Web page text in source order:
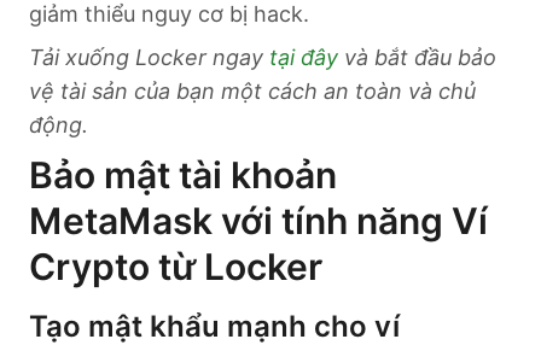
giảm thiểu nguy cơ bị hack.
Tải xuống Locker ngay tại đây và bắt đầu bảo
vệ tài sản của bạn một cách an toàn và chủ
động.
Bảo mật tài khoản
MetaMask với tính năng Ví
Crypto từ Locker
Tạo mật khẩu mạnh cho ví